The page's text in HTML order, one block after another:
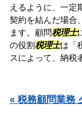
えるように、一定
契約を結んだ場合
ます。顧問税理士
の役割税理士は「
スによって、納税
« 税務顧問業務